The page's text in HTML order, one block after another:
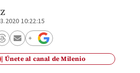
10:22:15
Únete al canal de Milenio